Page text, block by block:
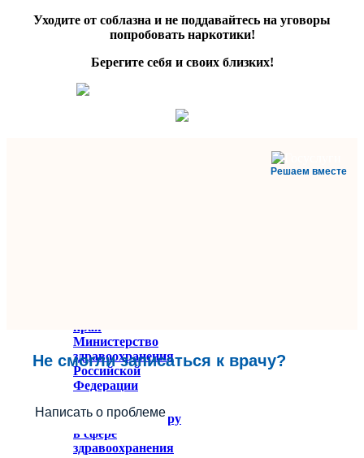
Уходите от соблазна и не поддавайтесь на уговоры
попробовать наркотики!
Берегите себя и своих близких!
Решаем вместе
Не смогли записаться к врачу?
Написать о проблеме
края
Министерство
здравоохранения
Российской
Федерации
Федеральное
служба по надзору
в сфере
здравоохранения